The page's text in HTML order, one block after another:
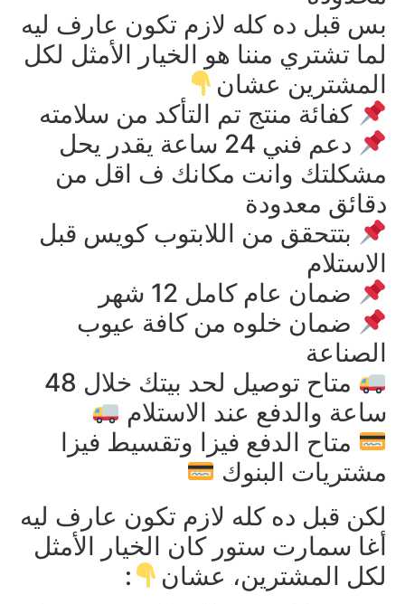
بس قبل ده كله لازم تكون عارف ليه
لما تشتري مننا هو الخيار الأمثل لكل
المشترين عشان
كفائة منتج تم التأكد من سلامته
دعم فني 24 ساعة يقدر يحل
مشكلتك وانت مكانك ف اقل من
دقائق معدودة
بتتحقق من اللابتوب كويس قبل
الاستلام
ضمان عام كامل 12 شهر
ضمان خلوه من كافة عيوب
الصناعة
متاح توصيل لحد بيتك خلال 48
ساعة والدفع عند الاستلام
متاح الدفع فيزا وتقسيط فيزا
مشتريات البنوك
لكن قبل ده كله لازم تكون عارف ليه
أغا سمارت ستور كان الخيار الأمثل
لكل المشترين، عشان
: